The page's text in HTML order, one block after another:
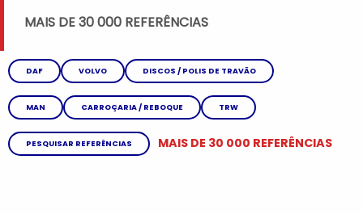
MAIS DE 30 000 REFERÊNCIAS
DAF VOLVO DISCOS / POLIS DE TRAVÃO
MAN CARROÇARIA / REBOQUE TRW
PESQUISAR REFERÊNCIAS MAIS DE 30 000 REFERÊNCIAS